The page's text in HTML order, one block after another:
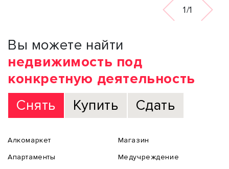
1/1
Вы можете найти
недвижимость под
конкретную деятельность
Снять
Купить Сдать
Алкомаркет
Апартаменты
Магазин
Медучреждение